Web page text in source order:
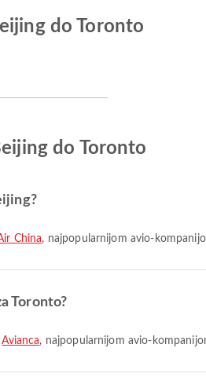
do Toronto
do Toronto
China, najpopularnijom avio-
Toronto?
Avianca, najpopularnijom avio-